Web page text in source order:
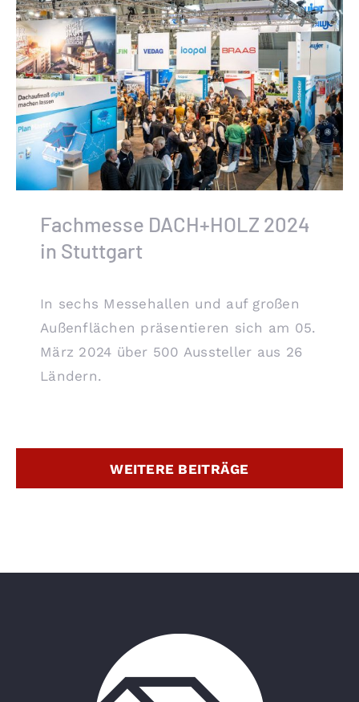
Fachmesse DACH+HOLZ 2024
in Stuttgart
In sechs Messehallen und auf großen
Außenflächen präsentieren sich am 05.
März 2024 über 500 Aussteller aus 26
Ländern.
WEITERE BEITRÄGE